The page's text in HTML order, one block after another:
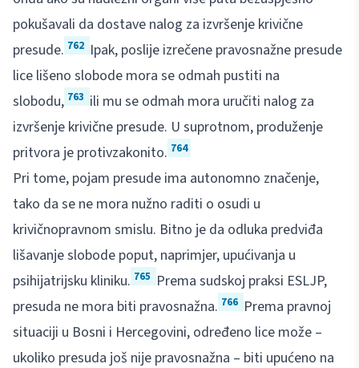
pokušavali da dostave nalog za izvršenje krivične
presude. 762 Ipak, poslije izrečene pravosnažne presude
lice lišeno slobode mora se odmah pustiti na
slobodu, 763 ili mu se odmah mora uručiti nalog za
izvršenje krivične presude. U suprotnom, produženje
pritvora je protivzakonito. 764
Pri tome, pojam presude ima autonomno značenje,
tako da se ne mora nužno raditi o osudi u
krivičnopravnom smislu. Bitno je da odluka predviđa
lišavanje slobode poput, naprimjer, upućivanja u
psihijatrijsku kliniku. 765 Prema sudskoj praksi ESLJP,
presuda ne mora biti pravosnažna. 766 Prema pravnoj
situaciji u Bosni i Hercegovini, određeno lice može –
ukoliko presuda još nije pravosnažna – biti upućeno na